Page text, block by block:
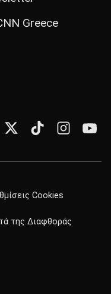
Greece
Cookies
της Διαφθοράς